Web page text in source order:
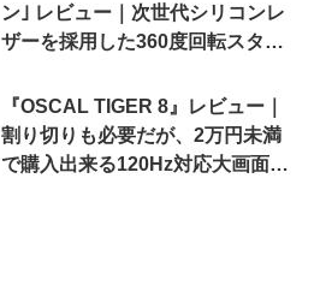
ン｣ レビュー｜次世代シリコンレ
ザーを採用した360度回転スタン
『OSCAL TIGER 8』レビュー｜
割り切りも必要だが、2万円未満
で購入出来る120Hz対応大画面ス